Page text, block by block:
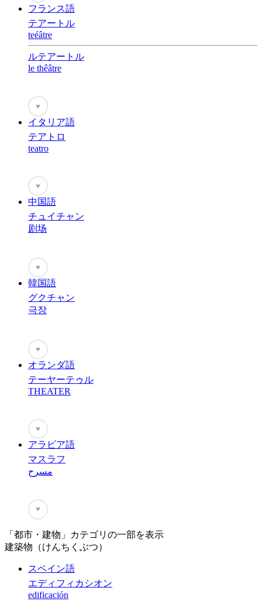
フランス語
テアートル
teéâtre
ルテアートル
le thêâtre
♥
イタリア語
テアトロ
teatro
♥
中国語
チュイチャン
剧场
♥
韓国語
グクチャン
극장
♥
オランダ語
テーヤーテゥル
THEATER
♥
アラビア語
マスラフ
مسرح
♥
「都市・建物」カテゴリの一部を表示
建築物（けんちくぶつ）
スペイン語
エディフィカシオン
edificación